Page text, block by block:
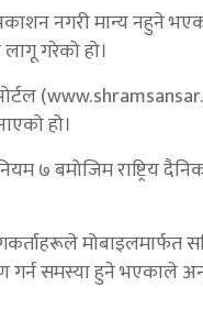
नगरी मान्य नहुने
गरेको हो।
हो।
बमोजिम राष्ट्रिय दैनिक
मोबाइलमार्फत
गर्न समस्या हुने भएकाले